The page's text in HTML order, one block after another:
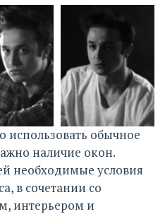
использовать обычное
наличие окон.
необходимые условия
в сочетании со
интерьером и